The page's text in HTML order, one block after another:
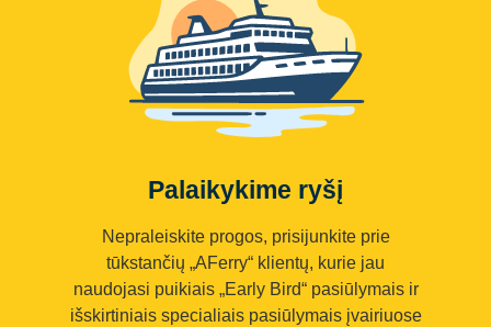
Palaikykime ryšį
Nepraleiskite progos, prisijunkite prie
tūkstančių „AFerry“ klientų, kurie jau
naudojasi puikiais „Early Bird“ pasiūlymais ir
išskirtiniais specialiais pasiūlymais įvairiuose